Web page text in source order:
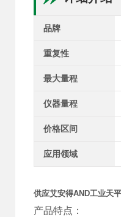
品牌
重复性
最大量程
仪器量程
价格区间
应用领域
供应艾安得AND工业天
产品特点：